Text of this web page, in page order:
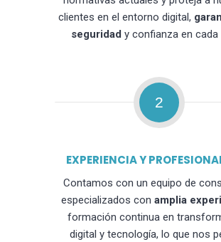
clientes en el entorno digital,
seguridad y confianza en cada
2
EXPERIENCIA Y
Contamos con un equipo de
especializados con amplia
formación continua en
digital y tecnología, lo que nos